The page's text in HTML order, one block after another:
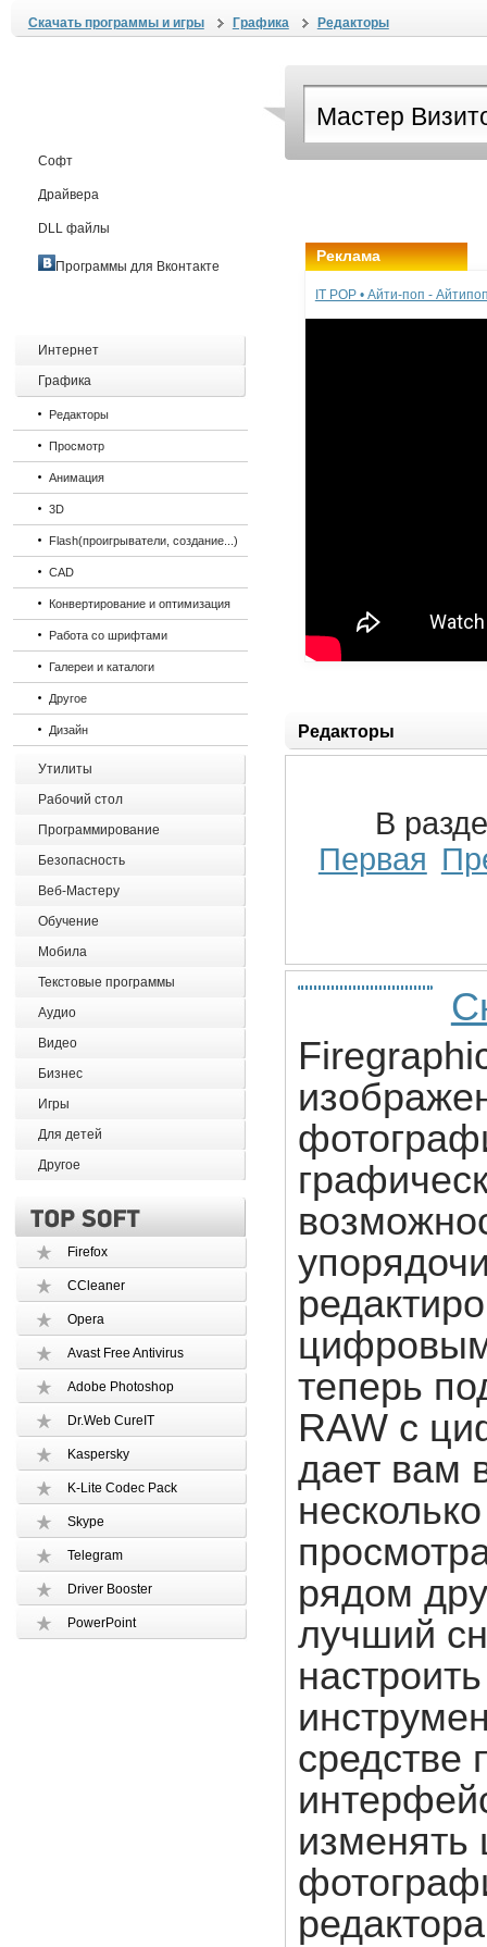
Скачать программы и игры Графика Редакторы
Софт
Драйвера
DLL файлы
Программы для Вконтакте
Интернет
Графика
Редакторы
Просмотр
Анимация
3D
Flash(проигрыватели, создание...)
CAD
Конвертирование и оптимизация
Работа со шрифтами
Галереи и каталоги
Другое
Дизайн
Утилиты
Рабочий стол
Программирование
Безопасность
Веб-Мастеру
Обучение
Мобила
Текстовые программы
Аудио
Видео
Бизнес
Игры
Для детей
Другое
Firefox
CCleaner
Opera
Avast Free Antivirus
Adobe Photoshop
Dr.Web CureIT
Kaspersky
K-Lite Codec Pack
Skype
Telegram
Driver Booster
PowerPoint
Реклама
IT POP • Айти-поп -
Редакторы
В
Первая
теперь
RAW с
дает вам
рядом
лучший
средстве
изменять